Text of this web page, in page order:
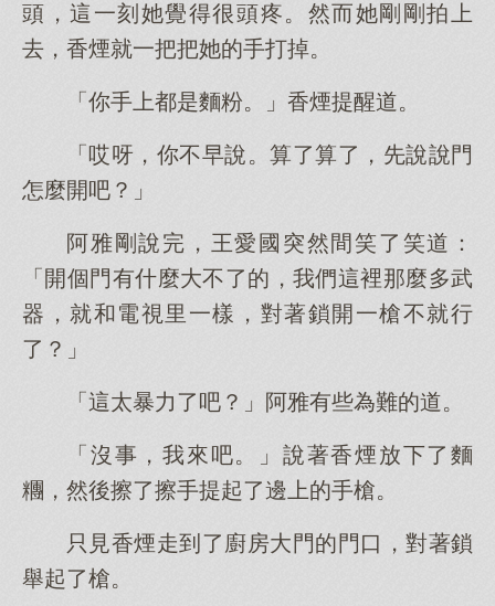
頭，這一刻她覺得很頭疼。然而她剛剛拍上
去，香煙就一把把她的手打掉。
「你手上都是麵粉。」香煙提醒道。
「哎呀，你不早說。算了算了，先說說門
怎麼開吧？」
阿雅剛說完，王愛國突然間笑了笑道：
「開個門有什麼大不了的，我們這裡那麼多武
器，就和電視里一樣，對著鎖開一槍不就行
了？」
「這太暴力了吧？」阿雅有些為難的道。
「沒事，我來吧。」說著香煙放下了麵
糰，然後擦了擦手提起了邊上的手槍。
只見香煙走到了廚房大門的門口，對著鎖
舉起了槍。